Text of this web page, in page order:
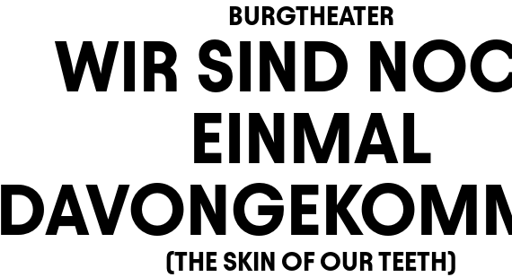
WIR SIND
EINMAL
BURGTHEATER
(THE SKIN OF OUR TEETH)